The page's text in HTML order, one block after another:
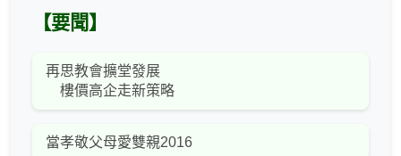
【要聞】
再思教會擴堂發展
樓價高企走新策略
當孝敬父母愛雙親2016